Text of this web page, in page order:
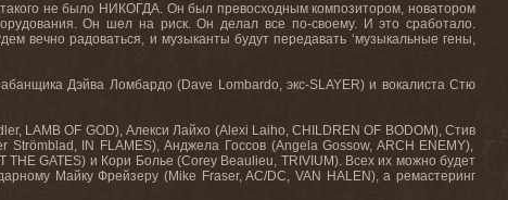
не было НИКОГДА. Он был превосходным композитором, новатором
Он шел на риск.Он делал все по-своему. И это сработало.
вечно радоваться, и музыканты будут передавать ‘музыкальные гены,
Дэйва Ломбардо (Dave Lombardo, экс-SLAYER) и вокалиста Стю
LAMB OF GOD),Алекси Лайхо (Alexi Laiho, CHILDREN OF BODOM),Стив
Strömblad, IN FLAMES),Анджела Госсов(Angela Gossow, ARCH ENEMY),
THE GATES) и Кори Болье (Corey Beaulieu, TRIVIUM). Всех их можно будет
Майку Фрейзеру (Mike Fraser, AC/DC, VAN HALEN), а ремастеринг